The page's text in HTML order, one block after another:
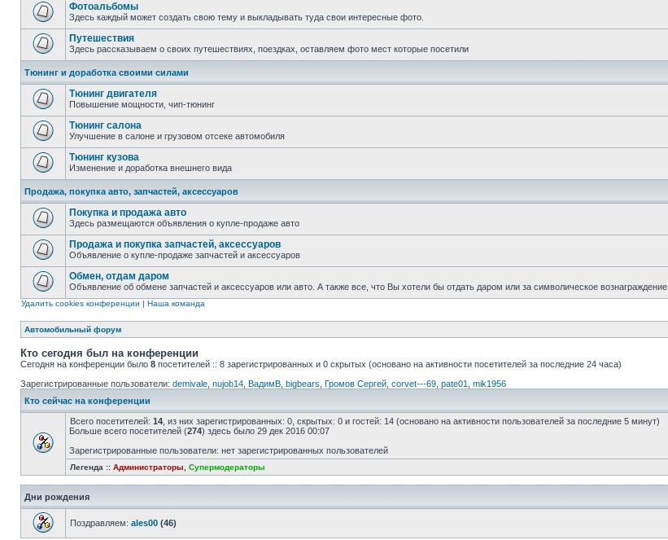
Фотоальбомы
Здесь каждый может создать свою тему и выкладывать туда свои интересные фото.
Путешествия
Здесь рассказываем о своих путешествиях, поездках, оставляем фото мест которые посетили
Тюнинг и доработка своими силами
Тюнинг двигателя
Повышение мощности, чип-тюнинг
Тюнинг салона
Улучшение в салоне и грузовом отсеке автомобиля
Тюнинг кузова
Изменение и доработка внешнего вида
Продажа, покупка авто, запчастей, аксессуаров
Покупка и продажа авто
Здесь размещаются объявления о купле-продаже авто
Продажа и покупка запчастей, аксессуаров
Объявление о купле-продаже запчастей и аксессуаров
Обмен, отдам даром
Объявление об обмене запчастей и аксессуаров или авто. А также все, что Вы хотели бы отдать даром или за символическое вознаграждение
Удалить cookies конференции | Наша команда
Автомобильный форум
Кто сегодня был на конференции
Сегодня на конференции было 8 посетителей :: 8 зарегистрированных и 0 скрытых (основано на активности посетителей за последние 24 часа)
Зарегистрированные пользователи: demivale nujob14 ВадимВ bigbears Громов Сергей corvet---69 pate01
mik1956
Кто сейчас на конференции
Всего посетителей: 14 , из них зарегистрированных: 0, скрытых: 0 и гостей: 14 (основано на активности пользователей за последние 5 минут)
Больше всего посетителей (274) здесь было 29 дек 2016 00:07
Зарегистрированные пользователи: нет зарегистрированных пользователей
Легенда :: Администраторы Супермодераторы
Дни рождения
Поздравляем: ales00 (46)